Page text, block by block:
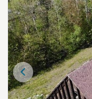
Předchozí